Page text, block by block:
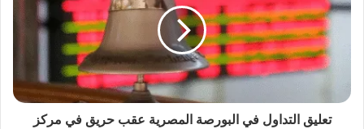
تعليق التداول في البورصة المصرية عقب حريق في مركز